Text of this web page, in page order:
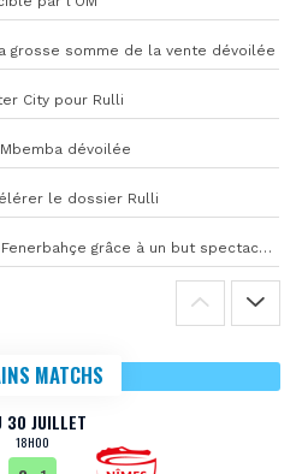
grosse somme de la vente dévoilée
City pour Rulli
dévoilée
le dossier Rulli
Greenwood frappe fort avec Fenerbahçe grâce à un but spectaculaire
MATCHS
30 JUILLET
18H00